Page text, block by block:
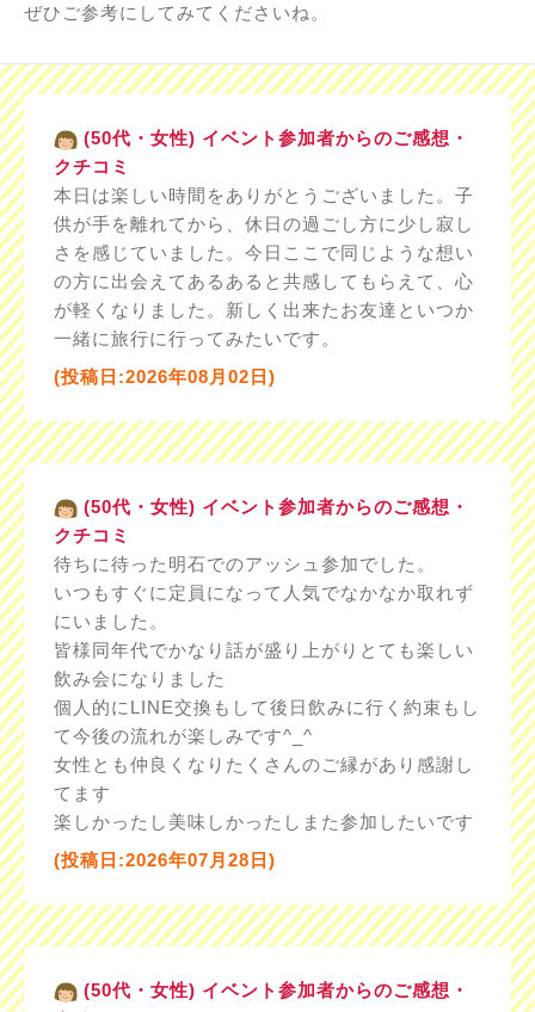
ぜひご参考にしてみてくださいね。
(50代・女性) イベント参加者からのご感想・
クチコミ
本日は楽しい時間をありがとうございました。子
供が手を離れてから、休日の過ごし方に少し寂し
さを感じていました。今日ここで同じような想い
の方に出会えてあるあると共感してもらえて、心
が軽くなりました。新しく出来たお友達といつか
一緒に旅行に行ってみたいです。
(投稿日:2026年08月02日)
(50代・女性) イベント参加者からのご感想・
クチコミ
待ちに待った明石でのアッシュ参加でした。
いつもすぐに定員になって人気でなかなか取れず
にいました。
皆様同年代でかなり話が盛り上がりとても楽しい
飲み会になりました
個人的にLINE交換もして後日飲みに行く約束もし
て今後の流れが楽しみです^_^
女性とも仲良くなりたくさんのご縁があり感謝し
てます
楽しかったし美味しかったしまた参加したいです
(投稿日:2026年07月28日)
(50代・女性) イベント参加者からのご感想・